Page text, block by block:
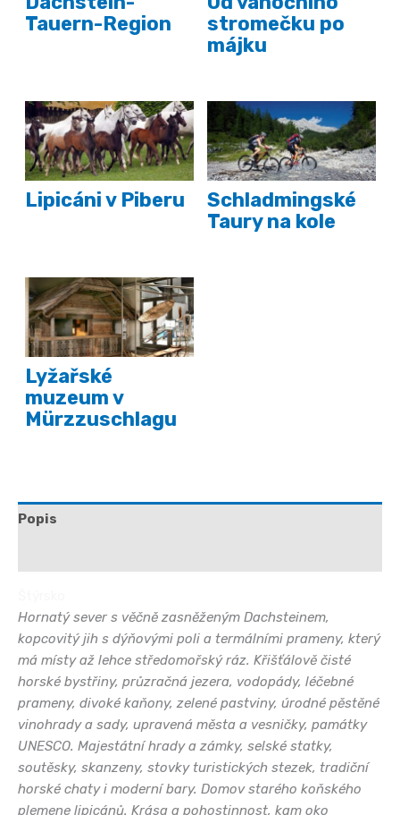
Tauern-Region
stromečku po
májku
Lipicáni v Piberu
Schladmingské
Taury na kole
Lyžařské
muzeum v
Mürzzuschlagu
Popis
Hornatý sever s věčně zasněženým Dachsteinem,
kopcovitý jih s dýňovými poli a termálními prameny, který
má místy až lehce středomořský ráz. Křišťálově čisté
horské bystřiny, průzračná jezera, vodopády, léčebné
prameny, divoké kaňony, zelené pastviny, úrodné pěstěné
vinohrady a sady, upravená města a vesničky, památky
UNESCO. Majestátní hrady a zámky, selské statky,
soutěsky, skanzeny, stovky turistických stezek, tradiční
horské chaty i moderní bary. Domov starého koňského
plemene lipicánů. Krása a pohostinnost, kam oko